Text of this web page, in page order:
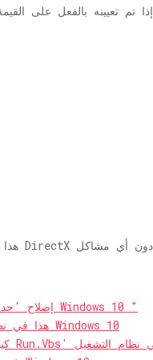
إذا تم تعيينه بالفعل على
إصلاح 'حدث خطأ فادح أثناء محاولة إعداد الجهاز' في نظام التشغيل Windows 10 ″
ستحتاج إلى تطبيق جديد لفتح خطأ ملف exe هذا في نظام التشغيل Windows 10